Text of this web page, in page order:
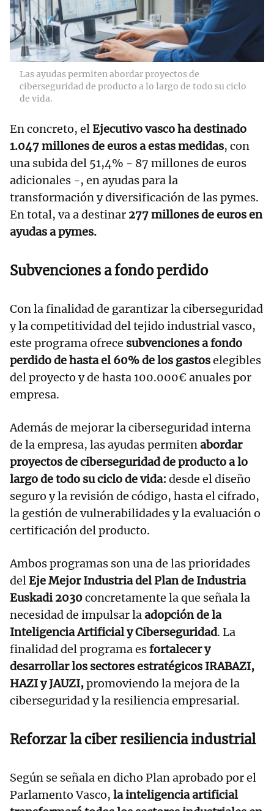
Las ayudas permiten abordar proyectos de
ciberseguridad de producto a lo largo de todo su ciclo
de vida.
En concreto, elEjecutivo vasco ha destinado
1.047 millones de euros a estas medidas, con
una subida del 51,4% - 87 millones de euros
adicionales -, en ayudas para la
transformación y diversificación de las pymes.
En total, va a destinar 277 millones de euros en
ayudas a pymes.
Subvenciones a fondo perdido
Con la finalidad de garantizar la ciberseguridad
y la competitividad del tejido industrial vasco,
este programa ofrece subvenciones a fondo
perdido de hasta el 60% de los gastoselegibles
del proyecto y de hasta 100.000€ anuales por
empresa.
Además de mejorar la ciberseguridad interna
de la empresa, las ayudas permitenabordar
proyectos de ciberseguridad de producto a lo
largo de todo su ciclo de vida: desde el diseño
seguro y la revisión de código, hasta el cifrado,
la gestión de vulnerabilidades y la evaluación o
certificación del producto.
Ambos programas son una de las prioridades
delEje Mejor Industria del Plan de Industria
Euskadi 2030concretamente la que señala la
necesidad de impulsar laadopción de la
Inteligencia Artificial y Ciberseguridad. La
finalidad del programa esfortalecer y
desarrollar los sectores estratégicos IRABAZI,
HAZI y JAUZI,promoviendo la mejora de la
ciberseguridad y la resiliencia empresarial.
Reforzar la ciber resiliencia industrial
Según se señala en dicho Plan aprobado por el
Parlamento Vasco, la inteligencia artificial